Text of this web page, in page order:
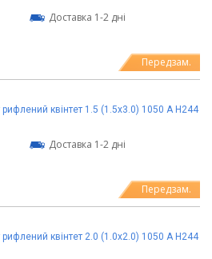
Доставка 1-2 дні
Передзам.
квінтет 1.5 (1.5х3.0) 1050 А Н244
Доставка 1-2 дні
Передзам.
квінтет 2.0 (1.0х2.0) 1050 А Н244